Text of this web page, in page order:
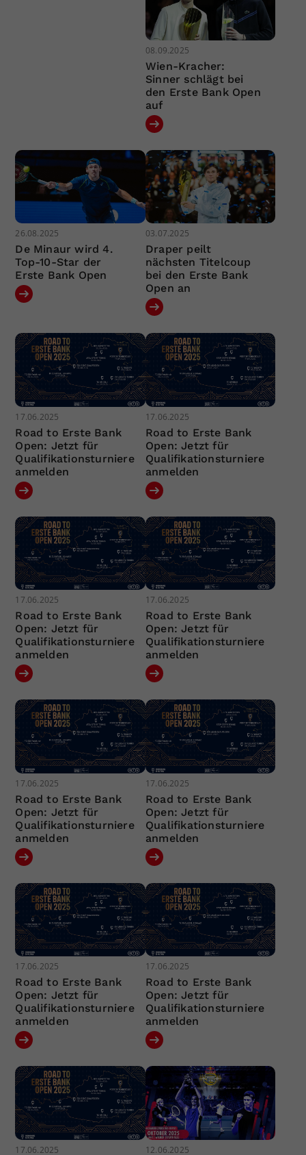
08.09.2025
Wien-Kracher:
Sinner schlägt bei
den Erste Bank Open
auf
26.08.2025
De Minaur wird 4.
Top-10-Star der
Erste Bank Open
03.07.2025
Draper peilt
nächsten Titelcoup
bei den Erste Bank
Open an
17.06.2025
Road to Erste Bank
Open: Jetzt für
Qualifikationsturniere
anmelden
17.06.2025
Road to Erste Bank
Open: Jetzt für
Qualifikationsturniere
anmelden
17.06.2025
Road to Erste Bank
Open: Jetzt für
Qualifikationsturniere
anmelden
17.06.2025
Road to Erste Bank
Open: Jetzt für
Qualifikationsturniere
anmelden
17.06.2025
Road to Erste Bank
Open: Jetzt für
Qualifikationsturniere
anmelden
17.06.2025
Road to Erste Bank
Open: Jetzt für
Qualifikationsturniere
anmelden
17.06.2025
Road to Erste Bank
Open: Jetzt für
Qualifikationsturniere
anmelden
17.06.2025
Road to Erste Bank
Open: Jetzt für
Qualifikationsturniere
anmelden
17.06.2025 12.06.2025